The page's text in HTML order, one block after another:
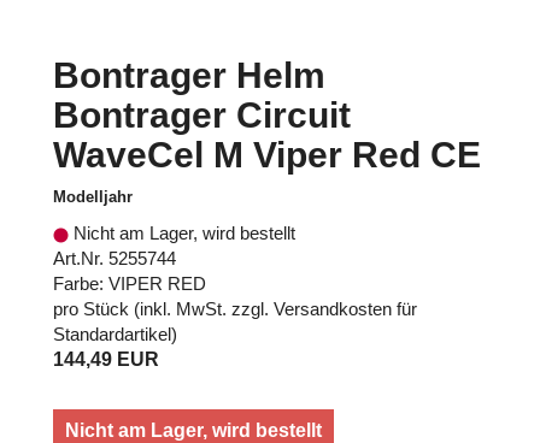
Bontrager Helm
Bontrager Circuit
WaveCel M Viper Red CE
Modelljahr
Nicht am Lager, wird bestellt
Art.Nr. 5255744
Farbe: VIPER RED
pro Stück (inkl. MwSt. zzgl. Versandkosten für
Standardartikel)
144,49 EUR
Nicht am Lager, wird bestellt